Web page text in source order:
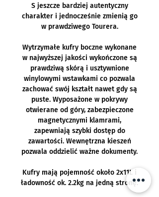
S jeszcze bardziej autentyczny
charakter i jednocześnie zmienią go
w prawdziwego Tourera.
Wytrzymałe kufry boczne wykonane
w najwyższej jakości wykończone są
prawdziwą skórą i usztywnione
winylowymi wstawkami co pozwala
zachować swój kształt nawet gdy są
puste. Wyposażone w pokrywy
otwierane od góry, zabezpieczone
magnetycznymi klamrami,
zapewniają szybki dostęp do
zawartości. Wewnętrzna kieszeń
pozwala oddzielić ważne dokumenty.
Kufry mają pojemność około 2x11L i
ładowność ok. 2.2kg na jedną stronę.